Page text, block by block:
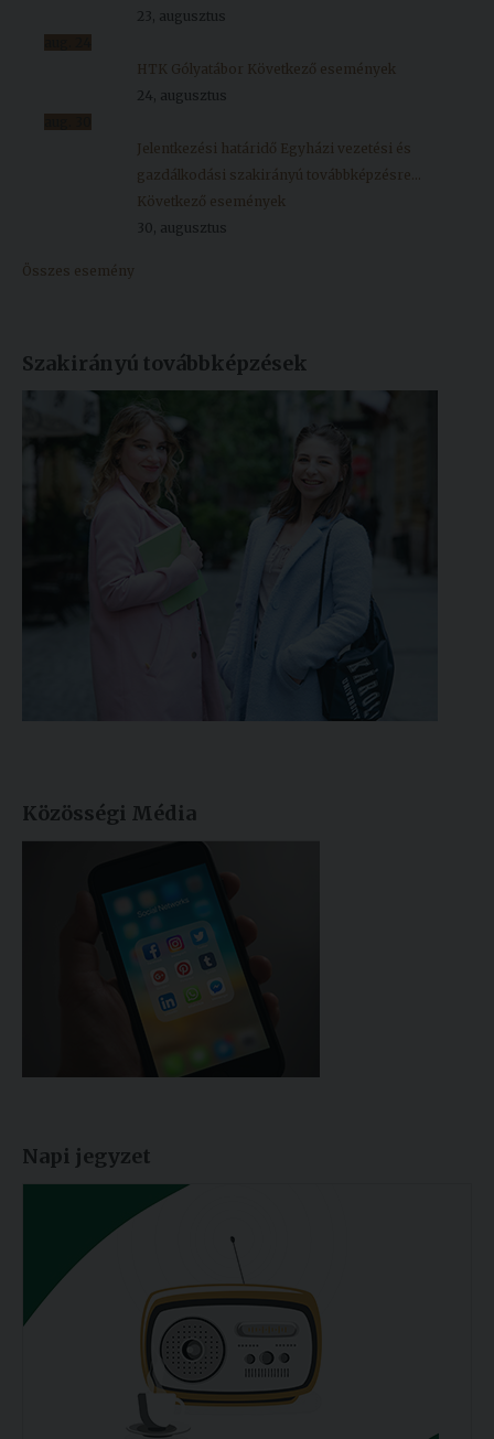
23, augusztus
HTK Gólyatábor Következő események
24, augusztus
Jelentkezési határidő Egyházi vezetési és
gazdálkodási szakirányú továbbképzésre...
Következő események
30, augusztus
Összes esemény
Szakirányú továbbképzések
Közösségi Média
Napi jegyzet